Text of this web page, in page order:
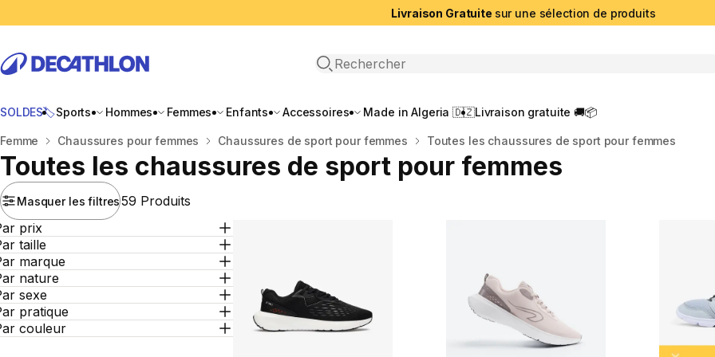
Livraison Gratuite sur une sélection de produits
Recherche ouverte
SOLDES🏷️Sports Hommes Femmes Enfants Accessoires Made in Algeria 🇩🇿Livraison gratuite 🚚📦
Accueil
Femme Chaussures pour femmes Chaussures de sport pour femmes Toutes les chaussures de sport pour femmes
Toutes les chaussures de sport pour femmes
Masquer les filtres59 Produits
prix
taille
marque
nature
sexe
pratique
couleur